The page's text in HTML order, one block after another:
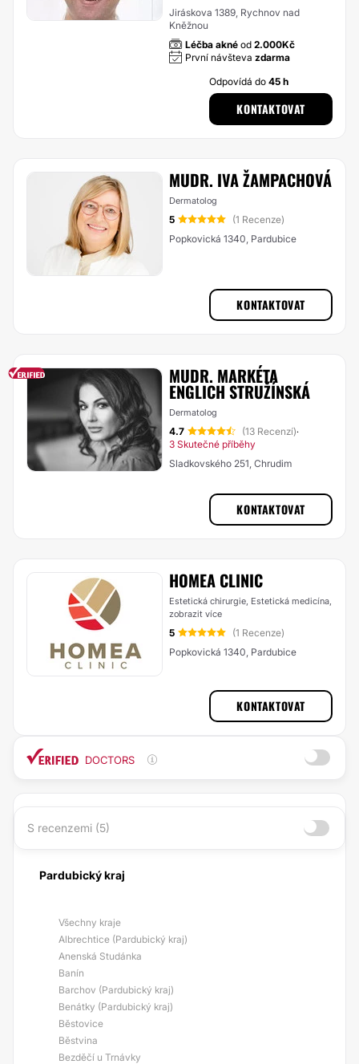
Jiráskova 1389, Rychnov nad
Kněžnou
Léčba akné od 2.000Kč
První návšteva zdarma
Odpovídá do45 h
KONTAKTOVAT
MUDR. IVA ŽAMPACHOVÁ
Dermatolog
5
(1 Recenze)
Popkovická 1340, Pardubice
KONTAKTOVAT
MUDR. MARKÉTA
ENGLICH STRUŽÍNSKÁ
Dermatolog
4.7 (13 Recenzí)·
3 Skutečné příběhy
Sladkovského 251, Chrudim
KONTAKTOVAT
HOMEA CLINIC
Estetická chirurgie, Estetická medicína,
zobrazit více
5
(1 Recenze)
Popkovická 1340, Pardubice
KONTAKTOVAT
DOCTORS
S recenzemi (5)
Pardubický kraj
Všechny kraje
Albrechtice (Pardubický kraj)
Anenská Studánka
Banín
Barchov (Pardubický kraj)
Benátky (Pardubický kraj)
Běstovice
Běstvina
Bezděčí u Trnávky